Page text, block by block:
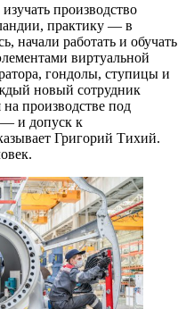
производство
практику — ​в
начали работать и обучать
виртуальной
гондолы, ступицы и
новый сотрудник
на производстве под
— ​и допуск к
Григорий Тихий.